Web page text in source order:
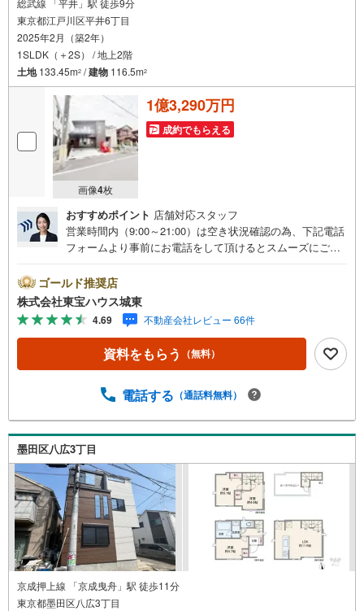
東京都江戸川区平井6丁目
2025年2月（築2年）
1SLDK（＋2S） / 地上2階
土地133.45m2 /建物 116.5m2
画像4枚
1億3,290万円
成約でもらえる
おすすめポイント 店舗対応スタッフ
営業時間内（9:00～21:00）は空き状況確認の為、下記電話
フォームより事前にお電話をして頂けるとスムーズにご案
カレンダーの作成▽ご購入後もお客様の人生のパートナー
として暮らしの「安心」を守り続けます。【Yahoo！ 不動
産キャンペーン対象店舗】当店で物件を成約するとPayPay
ボーナスライトがもらえる「Yahoo！ 不動産 物件ご成約キ
ャンペーン」の対象になります。「資料をもらう」「見学
予約をする」ボタンからお問い合わせください。※必ずYah
スライトは出金と譲渡はできません。ご案内・詳細な資料
時受け付けております！■頭金0円からのご購入可能です■
（諸費用もOK）お気軽にお問い合わせください。
ゴールド推奨店
株式会社東宝ハウス城東
4.69 不動産会社レビュー 66件
資料をもらう （無料）
電話する （通話料無料）
墨田区八広3丁目
京成押上線 「京成曳舟」駅 徒歩11分
東京都墨田区八広3丁目